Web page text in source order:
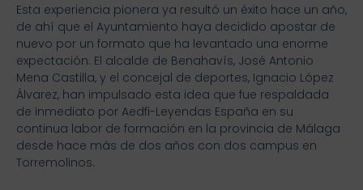
Esta experiencia pionera ya resultó un éxito hace un año,
de ahí que el Ayuntamiento haya decidido apostar de
nuevo por un formato que ha levantado una enorme
expectación. El alcalde de Benahavís, José Antonio
Mena Castilla, y el concejal de deportes, Ignacio López
Álvarez, han impulsado esta idea que fue respaldada
de inmediato por Aedfi-Leyendas España en su
continua labor de formación en la provincia de Málaga
desde hace más de dos años con dos campus en
Torremolinos.